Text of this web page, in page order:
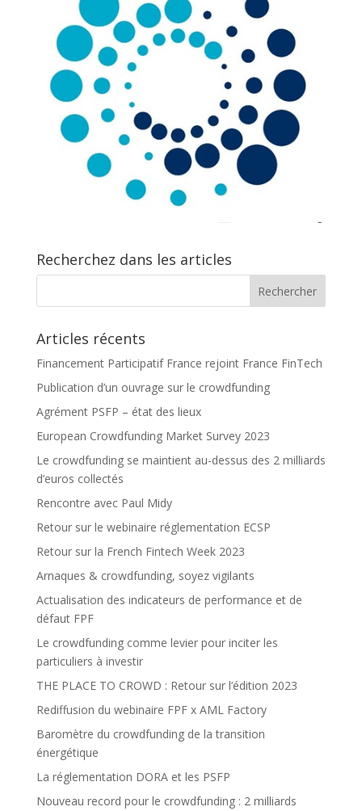
Recherchez dans les articles
Articles récents
Financement Participatif France rejoint France FinTech
Publication d’un ouvrage sur le crowdfunding
Agrément PSFP – état des lieux
European Crowdfunding Market Survey 2023
Le crowdfunding se maintient au-dessus des 2 milliards
d’euros collectés
Rencontre avec Paul Midy
Retour sur le webinaire réglementation ECSP
Retour sur la French Fintech Week 2023
Arnaques & crowdfunding, soyez vigilants
Actualisation des indicateurs de performance et de
défaut FPF
Le crowdfunding comme levier pour inciter les
particuliers à investir
THE PLACE TO CROWD : Retour sur l’édition 2023
Rediffusion du webinaire FPF x AML Factory
Baromètre du crowdfunding de la transition
énergétique
La réglementation DORA et les PSFP
Nouveau record pour le crowdfunding : 2 milliards